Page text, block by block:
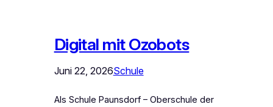
Digital mit Ozobots
Juni 22, 2026Schule
Als Schule Paunsdorf – Oberschule der